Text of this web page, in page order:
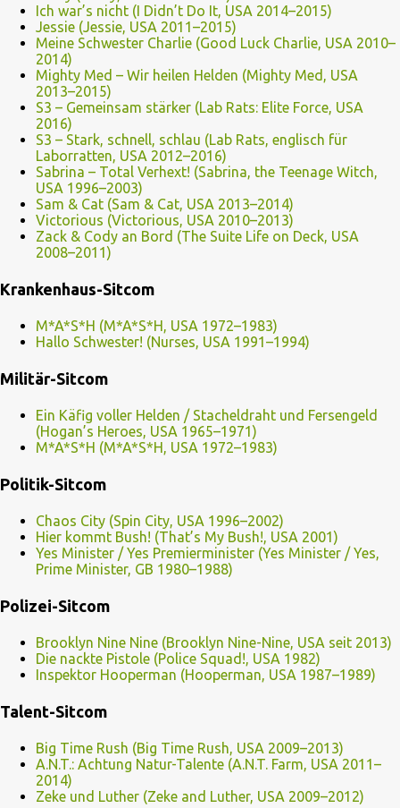
Ich war’s nicht (I Didn’t Do It, USA 2014–2015)
Jessie (Jessie, USA 2011–2015)
Meine Schwester Charlie (Good Luck Charlie, USA 2010–
2014)
Mighty Med – Wir heilen Helden (Mighty Med, USA
2013–2015)
S3 – Gemeinsam stärker (Lab Rats: Elite Force, USA
2016)
S3 – Stark, schnell, schlau (Lab Rats, englisch für
Laborratten, USA 2012–2016)
Sabrina – Total Verhext! (Sabrina, the Teenage Witch,
USA 1996–2003)
Sam & Cat (Sam & Cat, USA 2013–2014)
Victorious (Victorious, USA 2010–2013)
Zack & Cody an Bord (The Suite Life on Deck, USA
2008–2011)
Krankenhaus-Sitcom
M*A*S*H (M*A*S*H, USA 1972–1983)
Hallo Schwester! (Nurses, USA 1991–1994)
Militär-Sitcom
Ein Käfig voller Helden / Stacheldraht und Fersengeld
(Hogan’s Heroes, USA 1965–1971)
M*A*S*H (M*A*S*H, USA 1972–1983)
Politik-Sitcom
Chaos City (Spin City, USA 1996–2002)
Hier kommt Bush! (That’s My Bush!, USA 2001)
Yes Minister / Yes Premierminister (Yes Minister / Yes,
Prime Minister, GB 1980–1988)
Polizei-Sitcom
Brooklyn Nine Nine (Brooklyn Nine-Nine, USA seit 2013)
Die nackte Pistole (Police Squad!, USA 1982)
Inspektor Hooperman (Hooperman, USA 1987–1989)
Talent-Sitcom
Big Time Rush (Big Time Rush, USA 2009–2013)
A.N.T.: Achtung Natur-Talente (A.N.T. Farm, USA 2011–
2014)
Zeke und Luther (Zeke and Luther, USA 2009–2012)